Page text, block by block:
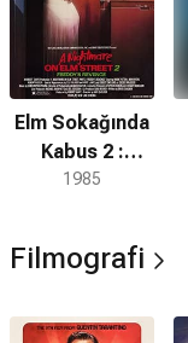
Elm Sokağında
Kabus 2 :
Freddy'nin
1985
Filmografi